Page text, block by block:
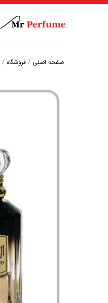
عطر زنانه گرم
صفحه اصلی / فروشگاه /